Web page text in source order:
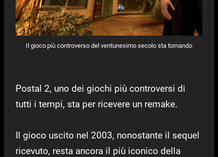
Il gioco più controverso del ventunesimo secolo sta tornando
Postal 2, uno dei giochi più controversi di
tutti i tempi, sta per ricevere un remake.
Il gioco uscito nel 2003, nonostante il sequel
ricevuto, resta ancora il più iconico della